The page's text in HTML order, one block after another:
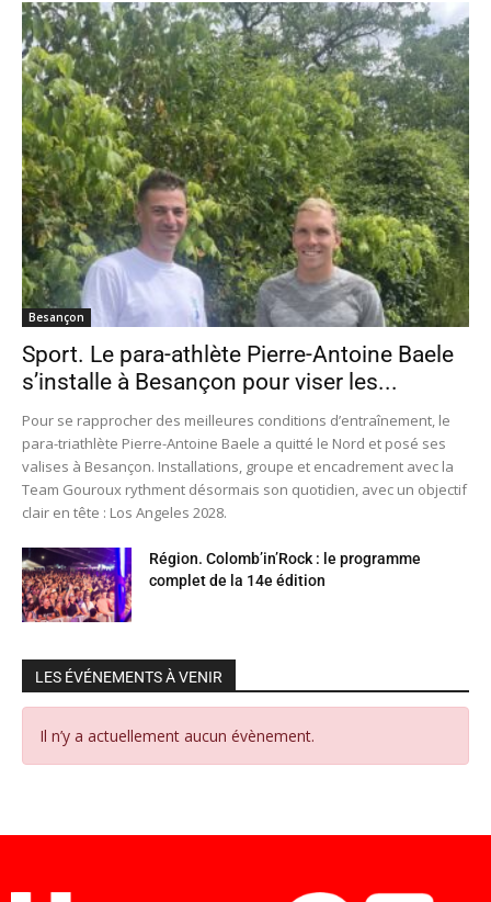
Besançon
Sport. Le para-athlète Pierre-Antoine Baele
s’installe à Besançon pour viser les...
Pour se rapprocher des meilleures conditions d’entraînement, le
para-triathlète Pierre-Antoine Baele a quitté le Nord et posé ses
valises à Besançon. Installations, groupe et encadrement avec la
Team Gouroux rythment désormais son quotidien, avec un objectif
clair en tête : Los Angeles 2028.
Région. Colomb’in’Rock : le programme
complet de la 14e édition
LES ÉVÉNEMENTS À VENIR
Il n’y a actuellement aucun évènement.